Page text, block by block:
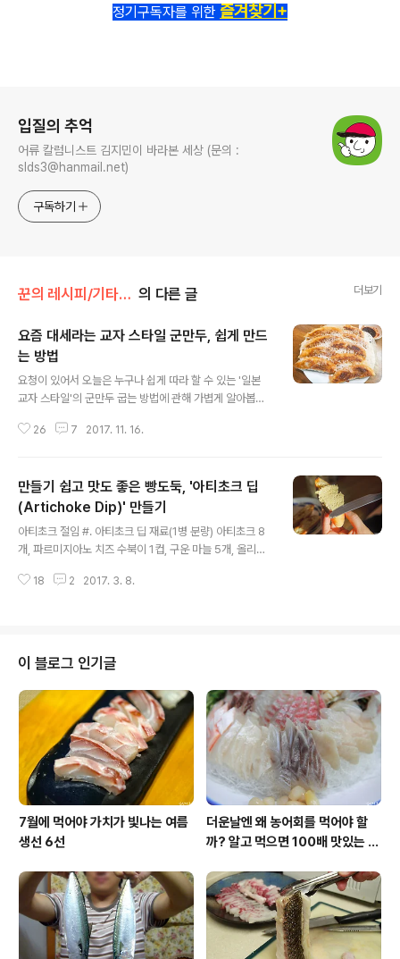
정기구독자를 위한 즐겨찾기+
입질의 추억
어류 칼럼니스트 김지민이 바라본 세상 (문의 :
slds3@hanmail.net)
구독하기
꾼의 레시피/기타 생활 요리 의 다른 글 더보기
요즘 대세라는 교자 스타일 군만두, 쉽게 만드
는 방법
요청이 있어서 오늘은 누구나 쉽게 따라 할 수 있는 '일본
교자 스타일'의 군만두 굽는 방법에 관해 가볍게 알아봅니
도 느낄 수 있을 것입니다. #. 교자 군만두 재료 냉동 만두
고춧가루 약간 ※ 참고 - 냉동 만두는 밑면이 널찍한 군만두
용을 권합니다. 사진과 같이 밀가루나 전분 가루를 한 숟가
락을 적당히 퍼서 담습니다. 생수 반 컵을 붓고 잘 개어줍니
다. 물양은 여기서 더 많아도 됩니다만, 적으면 안 됩니다.
전분 물 농도가 묽어야 바삭해집니다. 간장과 식초, 여기에
취향에 따라 고춧가루를 풀어 간단한 양념장을 만듭니다..
26 7 2017. 11. 16.
만들기 쉽고 맛도 좋은 빵도둑, '아티초크 딥
(Artichoke Dip)' 만들기
아티초크 절임 #. 아티초크 딥 재료(1병 분량) 아티초크 8
개, 파르미지아노 치즈 수북이 1컵, 구운 마늘 5개, 올리브
락, 종이컵, 티스푼으로만 계량합니다. 1스푼 = 1밥숟가락.
을 끼고 있는 나라입니다. 주로 줄기보다는 꽃봉오리를 먹
는데 국내에는 수요가 많지 않아서 아직은 아티초크의 맛
과 효능을 아는 사람만 알음알음 찾아 먹는 수준입니다. 또
한, 국내에서도 아티초크가 재배되는 줄 압니다. 그러나 양
이 한정되고 가격도 비싸다는 단점이 있습니다. 생 아티초
크는 이러한 농장 쇼..
18 2 2017. 3. 8.
이 블로그 인기글
7월에 먹어야 가치가 빛나는 여름
생선 6선
더운날엔 왜 농어회를 먹어야 할
까? 알고 먹으면 100배 맛있는 농